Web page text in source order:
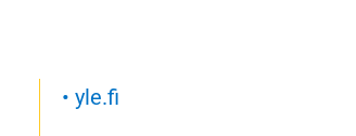
• yle.fi